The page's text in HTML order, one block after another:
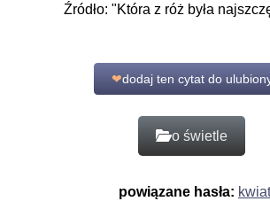
Źródło: "Która z róż była
❤dodaj ten cytat do
o świetle
powiązane hasła: